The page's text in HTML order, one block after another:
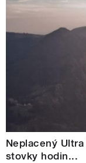
Neplacený
stovky hodin...